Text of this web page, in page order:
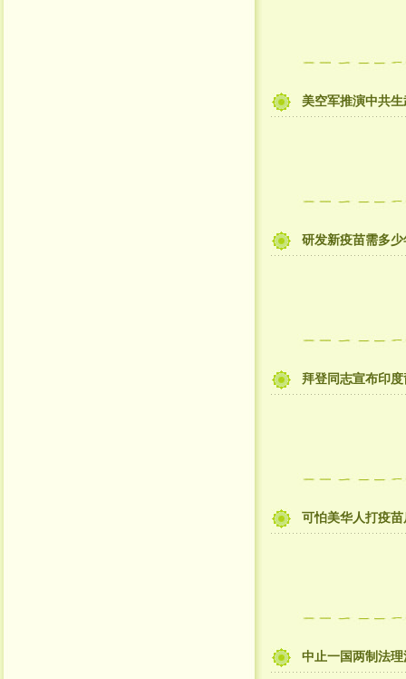
美空军推演中共
研发新疫苗需多
拜登同志宣布印
可怕美华人打疫
中止一国两制法